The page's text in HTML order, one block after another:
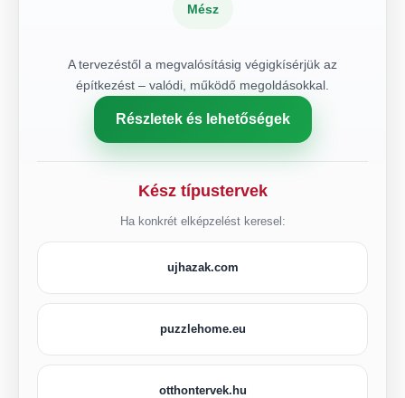
Mész
A tervezéstől a megvalósításig végigkísérjük az
építkezést – valódi, működő megoldásokkal.
Részletek és lehetőségek
Kész típustervek
Ha konkrét elképzelést keresel:
ujhazak.com
puzzlehome.eu
otthontervek.hu